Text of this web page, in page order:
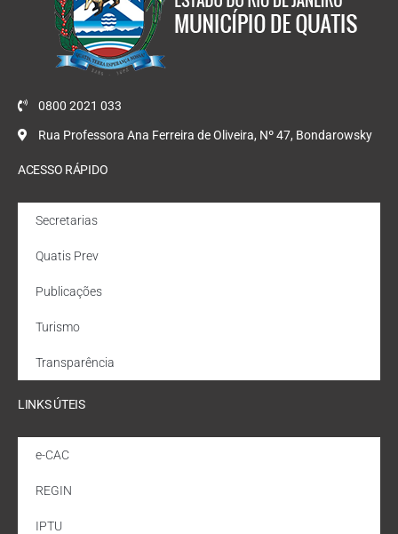
0800 2021 033
Rua Professora Ana Ferreira de Oliveira, Nº 47, Bondarowsky
ACESSO RÁPIDO
Secretarias
Quatis Prev
Publicações
Turismo
Transparência
LINKS ÚTEIS
e-CAC
REGIN
IPTU